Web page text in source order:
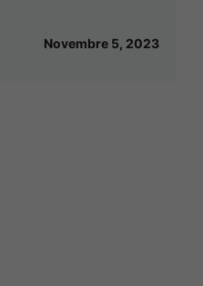
Novembre 5, 2023